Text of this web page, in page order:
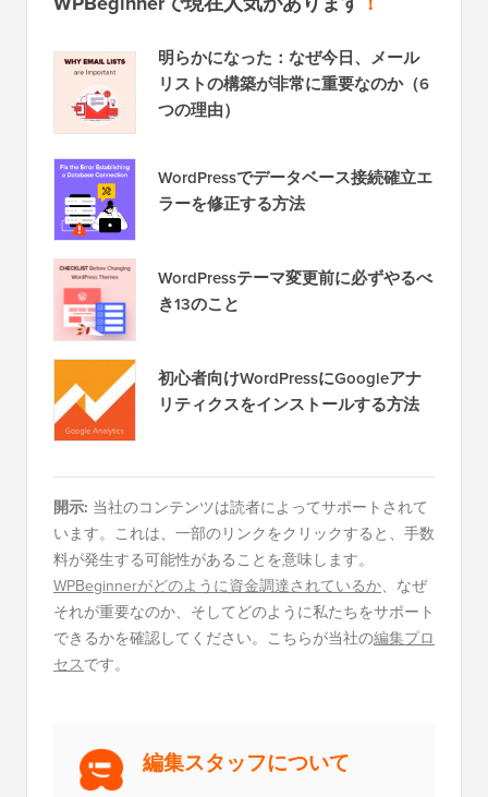
明らかになった：なぜ今日、メール
リストの構築が非常に重要なのか（6
つの理由）
WordPressでデータベース接続確立エ
ラーを修正する方法
WordPressテーマ変更前に必ずやるべ
き13のこと
初心者向けWordPressにGoogleアナ
リティクスをインストールする方法
開示: 当社のコンテンツは読者によってサポートされて
います。これは、一部のリンクをクリックすると、手数
料が発生する可能性があることを意味します。
WPBeginnerがどのように資金調達されているか、なぜ
それが重要なのか、そしてどのように私たちをサポート
できるかを確認してください。こちらが当社の編集プロ
セスです。
編集スタッフについて